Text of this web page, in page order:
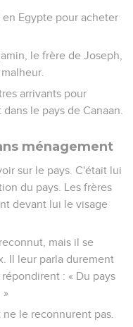
Egypte pour acheter
le frère de Joseph,
arrivants pour
le pays de Canaan.
ménagement
sur le pays. C'était lui
du pays. Les frères
devant lui le visage
mais il se
Il leur parla durement
: « Du pays
»
le reconnurent pas.